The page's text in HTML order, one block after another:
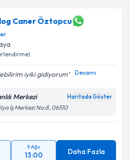
Caner Öztopcu
iyiki gidiyorum Devamı
Merkezi Haritada Göster
İş Merkezi No:8, 06510
9 Ağu
13:00 Daha Fazla